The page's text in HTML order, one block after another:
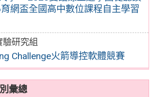
網盃全國高中數位課程自主學習
驗研究組
Challenge火箭導控軟體競賽
彙總